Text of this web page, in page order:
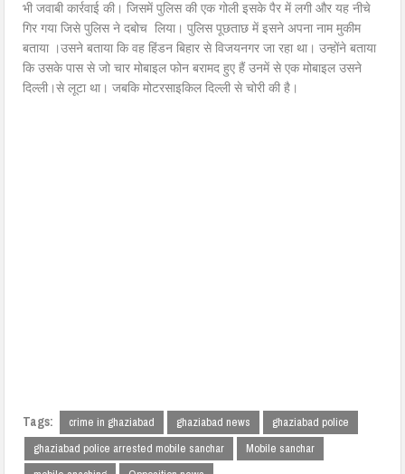
भी जवाबी कार्रवाई की। जिसमें पुलिस की एक गोली इसके पैर में लगी और यह नीचे
गिर गया जिसे पुलिस ने दबोच लिया। पुलिस पूछताछ में इसने अपना नाम मुकीम
बताया ।उसने बताया कि वह हिंडन बिहार से विजयनगर जा रहा था। उन्होंने बताया
कि उसके पास से जो चार मोबाइल फोन बरामद हुए हैं उनमें से एक मोबाइल उसने
दिल्ली।से लूटा था। जबकि मोटरसाइकिल दिल्ली से चोरी की है।
Tags: crime in ghaziabad ghaziabad news
ghaziabad police
ghaziabad police arrested mobile sanchar
Mobile sanchar